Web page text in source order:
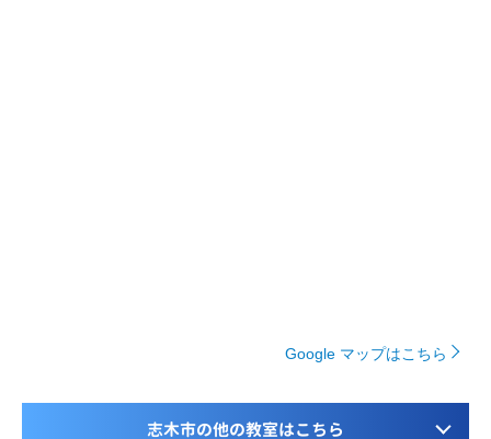
Google マップはこちら
志木市の他の教室はこちら